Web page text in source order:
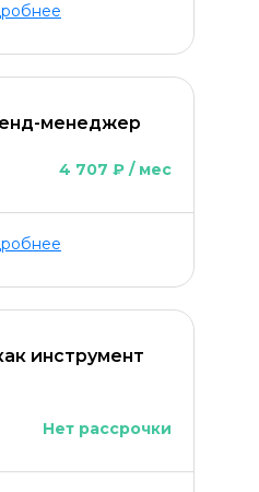
менеджер
4 707 ₽ / мес
инструмент
Нет рассрочки